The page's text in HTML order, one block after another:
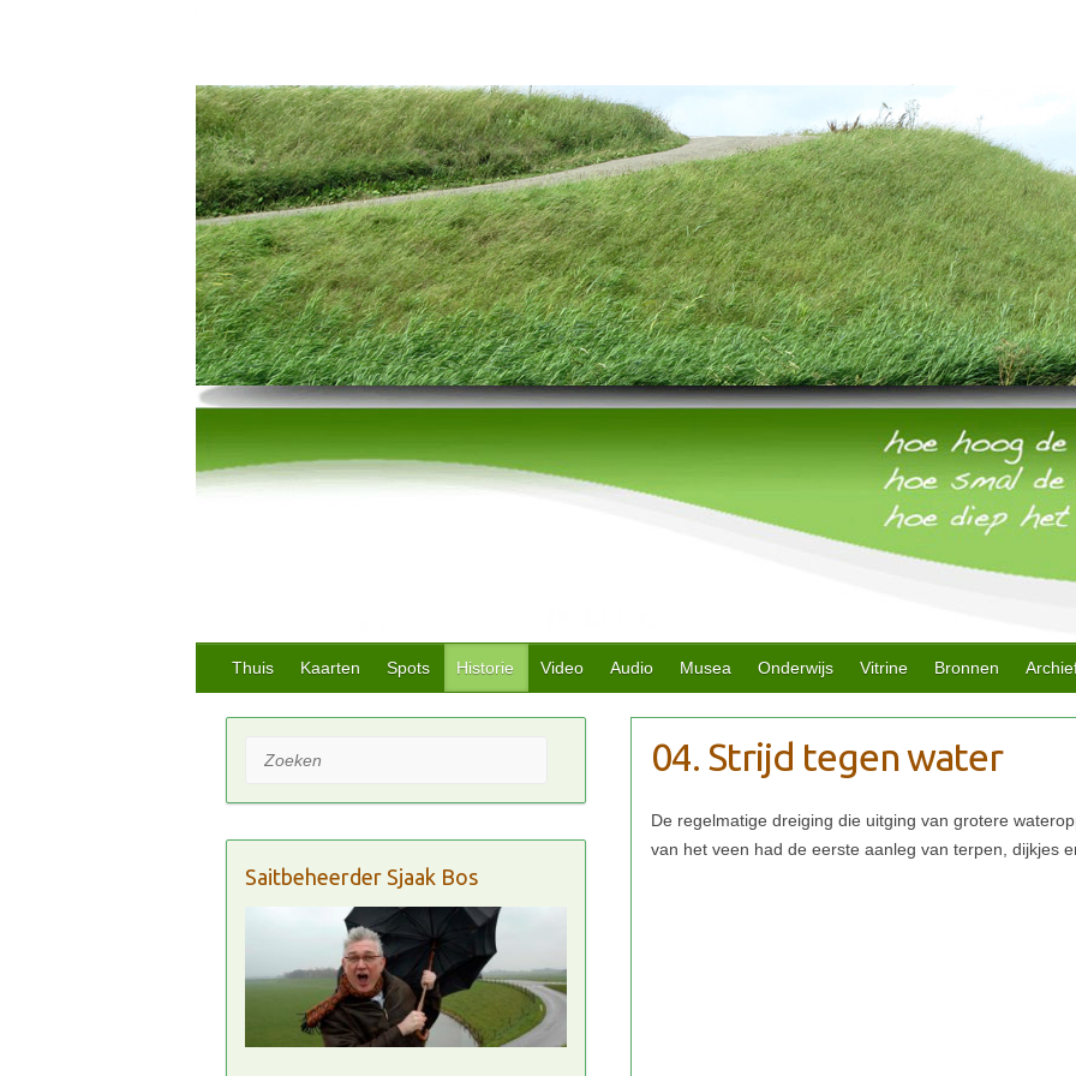
Thuis Kaarten Spots Historie Video Audio Musea Onderwijs Vitrine Bronnen
Zoeken
Saitbeheerder Sjaak Bos